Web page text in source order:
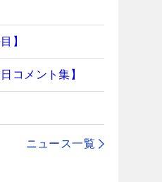
】
コメント集】
ニュース一覧